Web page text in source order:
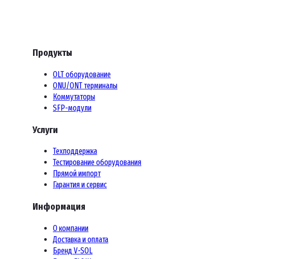
Продукты
OLT оборудование
ONU/ONT терминалы
Коммутаторы
SFP-модули
Услуги
Техподдержка
Тестирование оборудования
Прямой импорт
Гарантия и сервис
Информация
О компании
Доставка и оплата
Бренд V-SOL